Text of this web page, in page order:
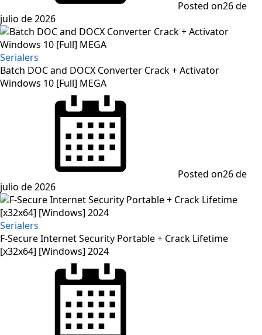
Posted on26 de
julio de 2026
Serialers
Batch DOC and DOCX Converter Crack + Activator
Windows 10 [Full] MEGA
Posted on26 de
julio de 2026
Serialers
F-Secure Internet Security Portable + Crack Lifetime
[x32x64] [Windows] 2024